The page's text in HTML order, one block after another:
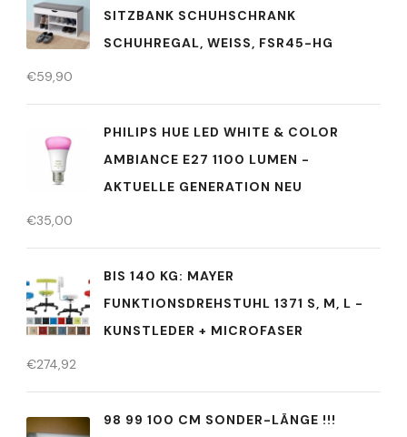
SITZBANK SCHUHSCHRANK
SCHUHREGAL, WEISS, FSR45-HG
€59,90
PHILIPS HUE LED WHITE & COLOR
AMBIANCE E27 1100 LUMEN -
AKTUELLE GENERATION NEU
€35,00
BIS 140 KG: MAYER
FUNKTIONSDREHSTUHL 1371 S, M, L -
KUNSTLEDER + MICROFASER
€274,92
98 99 100 CM SONDER-LÄNGE !!!